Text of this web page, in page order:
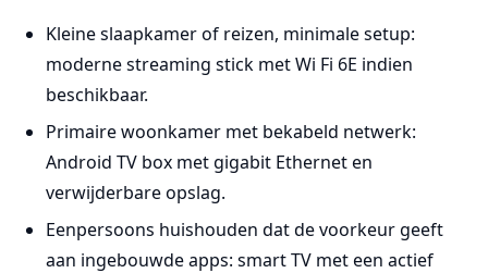
Kleine slaapkamer of reizen, minimale setup:
moderne streaming stick met Wi Fi 6E indien
beschikbaar.
Primaire woonkamer met bekabeld netwerk:
Android TV box met gigabit Ethernet en
verwijderbare opslag.
Eenpersoons huishouden dat de voorkeur geeft
aan ingebouwde apps: smart TV met een actief